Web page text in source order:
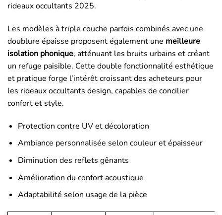
rideaux occultants 2025.
Les modèles à triple couche parfois combinés avec une
doublure épaisse proposent également une meilleure
isolation phonique, atténuant les bruits urbains et créant
un refuge paisible. Cette double fonctionnalité esthétique
et pratique forge l’intérêt croissant des acheteurs pour
les rideaux occultants design, capables de concilier
confort et style.
Protection contre UV et décoloration
Ambiance personnalisée selon couleur et épaisseur
Diminution des reflets gênants
Amélioration du confort acoustique
Adaptabilité selon usage de la pièce